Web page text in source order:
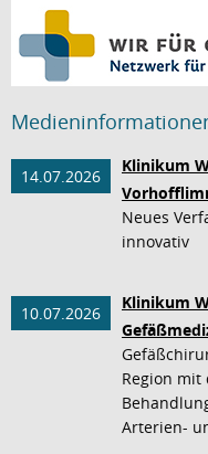
14.07.2026
Klinikum
Neues
innovativ
10.07.2026
Klinikum
Region mit
Arterien-